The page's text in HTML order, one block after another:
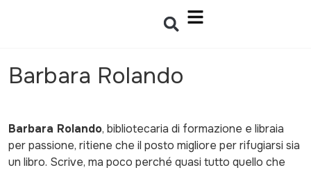
Barbara Rolando
Barbara Rolando, bibliotecaria di formazione e libraia
per passione, ritiene che il posto migliore per rifugiarsi sia
un libro. Scrive, ma poco perché quasi tutto quello che